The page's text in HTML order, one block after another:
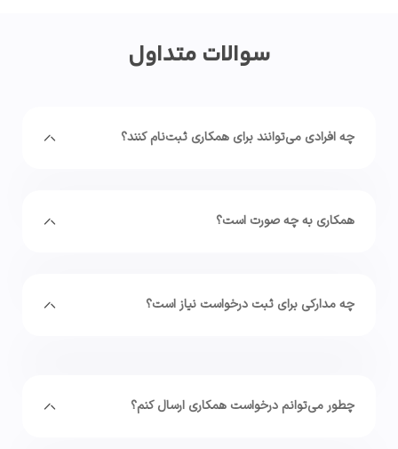
سوالات متداول
چه افرادی می‌توانند برای همکاری ثبت‌نام کنند؟
همکاری به چه صورت است؟
چه مدارکی برای ثبت درخواست نیاز است؟
چطور می‌توانم درخواست همکاری ارسال کنم؟